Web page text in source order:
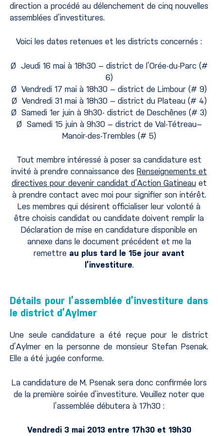
direction a procédé au délenchement de cinq nouvelles
assemblées d’investitures.
Voici les dates retenues et les districts concernés :
Ø Jeudi 16 mai à 18h30 – district de l’Orée-du-Parc (#
6)
Ø Vendredi 17 mai à 18h30 – district de Limbour (# 9)
Ø Vendredi 31 mai à 18h30 – district du Plateau (# 4)
Ø Samedi 1er juin à 9h30- district de Deschênes (# 3)
Ø Samedi 15 juin à 9h30 – district de Val-Tétreau–
Manoir-des-Trembles (# 5)
Tout membre intéressé à poser sa candidature est
invité à prendre connaissance des Renseignements et
directives pour devenir candidat d’Action Gatineau et
à prendre contact avec moi pour signifier son intérêt.
Les membres qui désirent officialiser leur volonté à
être choisis candidat ou candidate doivent remplir la
Déclaration de mise en candidature disponible en
annexe dans le document précédent et me la
remettre au plus tard le 15e jour avant
l’investiture.
Détails pour l’assemblée d’investiture dans
le district d’Aylmer
Une seule candidature a été reçue pour le district
d’Aylmer en la personne de monsieur Stefan Psenak.
Elle a été jugée conforme.
La candidature de M. Psenak sera donc confirmée lors
de la première soirée d’investiture. Veuillez noter que
l’assemblée débutera à 17h30 :
Vendredi 3 mai 2013 entre 17h30 et 19h30